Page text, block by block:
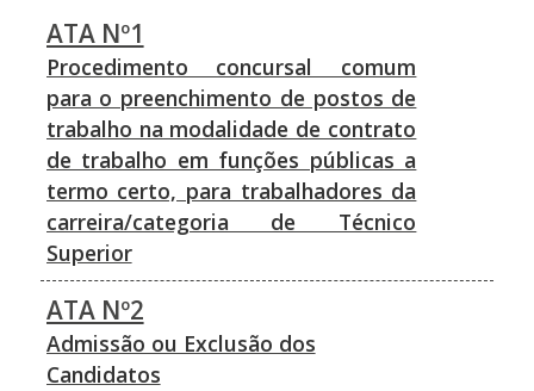
ATA Nº1
Procedimento concursal comum
para o preenchimento de postos de
trabalho na modalidade de contrato
de trabalho em funções públicas a
termo certo, para trabalhadores da
carreira/categoria de Técnico
Superior
ATA Nº2
Admissão ou Exclusão dos
Candidatos